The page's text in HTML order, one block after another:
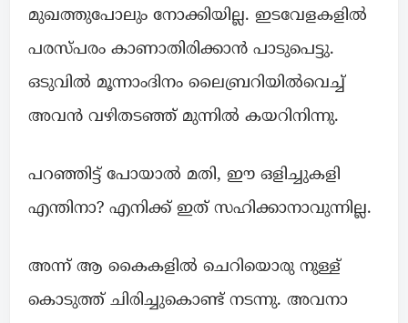
മുഖത്തുപോലും നോക്കിയില്ല. ഇടവേളകളിൽ
പരസ്പരം കാണാതിരിക്കാൻ പാടുപെട്ടു.
ഒടുവിൽ മൂന്നാംദിനം ലൈബ്രറിയിൽവെച്ച്
അവൻ വഴിതടഞ്ഞ് മുന്നിൽ കയറിനിന്നു.
പറഞ്ഞിട്ട് പോയാൽ മതി, ഈ ഒളിച്ചുകളി
എന്തിനാ? എനിക്ക് ഇത് സഹിക്കാനാവുന്നില്ല.
അന്ന് ആ കൈകളിൽ ചെറിയൊരു നുള്ള്
കൊടുത്ത് ചിരിച്ചുകൊണ്ട് നടന്നു. അവനാ